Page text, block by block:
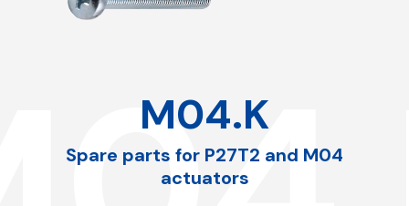
M04.K
Spare parts for P27T2 and M04
actuators